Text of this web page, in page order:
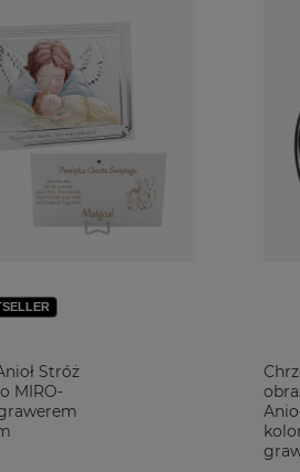
Stróż
MIRO-